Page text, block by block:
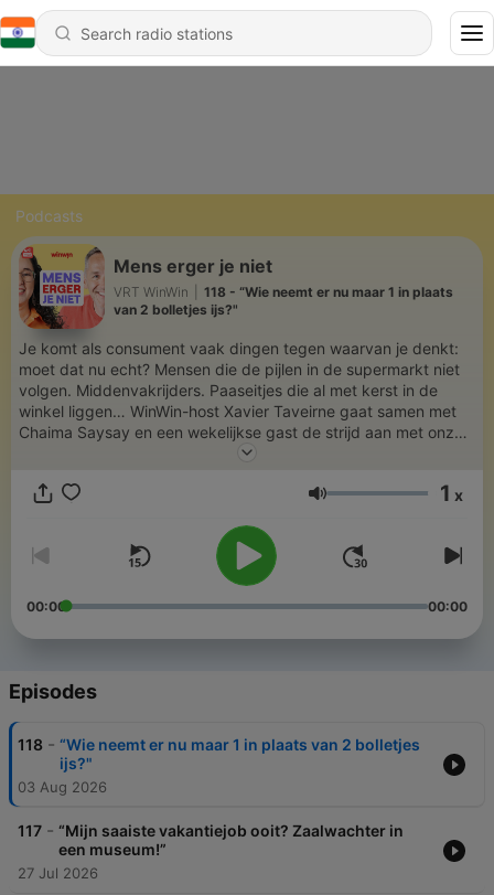
Podcasts
Mens erger je niet
VRT WinWin
118 - “Wie neemt er nu maar 1 in plaats
van 2 bolletjes ijs?"
Je komt als consument vaak dingen tegen waarvan je denkt:
moet dat nu echt? Mensen die de pijlen in de supermarkt niet
volgen. Middenvakrijders. Paaseitjes die al met kerst in de
winkel liggen… WinWin-host Xavier Taveirne gaat samen met
Chaima Saysay en een wekelijkse gast de strijd aan met onze
kleine ergernissen van het dagelijkse leven. Omdat een klein
Volume 1 x
00:00 00:00
Episodes
118 - “Wie neemt er nu maar 1 in plaats van 2 bolletjes
ijs?"
03 Aug 2026
117 - “Mijn saaiste vakantiejob ooit? Zaalwachter in
een museum!”
27 Jul 2026